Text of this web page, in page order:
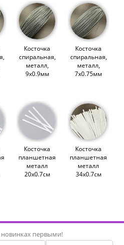
Косточка
спиральная,
металл,
9х0.9мм
Косточка
спиральная,
металл,
7х0.75мм
Косточка
планшетная
металл
20х0.7см
Косточка
планшетная
металл
34х0.7см
новинках первыми!